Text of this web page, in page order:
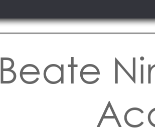
Beate